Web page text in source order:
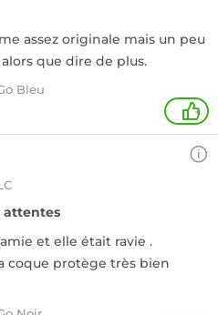
assez originale mais un peu
que dire de plus.
Bleu
+
attentes
et elle était ravie .
coque protège très bien